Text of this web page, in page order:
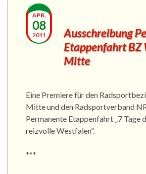
APR.
08
2011
Ausschreibung
Etappenfahrt BZ
Mitte
Eine Premiere für den
Mitte und den Radsportverband
Permanente Etappenfahrt „7 Tage
reizvolle Westfalen“.
***